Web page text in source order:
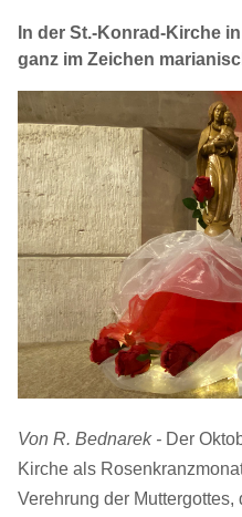
In der St.-Konrad-Kirche
ganz im Zeichen
Von R. Bednarek - Der
Kirche als
Verehrung der Muttergottes,